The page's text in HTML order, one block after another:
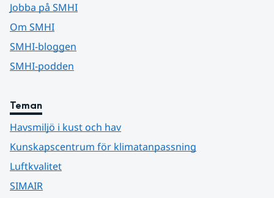
Jobba på SMHI
Om SMHI
SMHI-bloggen
SMHI-podden
Teman
Havsmiljö i kust och hav
Kunskapscentrum för klimatanpassning
Luftkvalitet
SIMAIR